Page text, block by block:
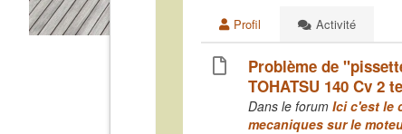
Profil Activité
Problème de
TOHATSU 140 Cv 2
Dans le forum Ici c'est le
mecaniques sur le